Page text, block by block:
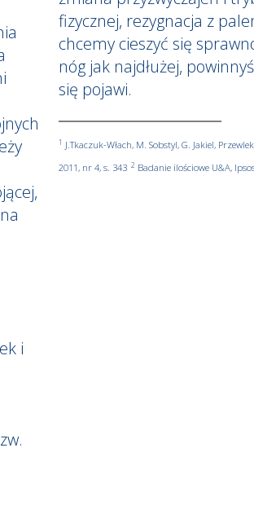
i
fizycznej, rezygnacja z
chcemy cieszyć się
nóg jak najdłużej,
się pojawi.
1 J.Tkaczuk-Włach, M. Sobstyl, G. Jakiel,
2011, nr 4, s. 343 2 Badanie ilościowe U&A,